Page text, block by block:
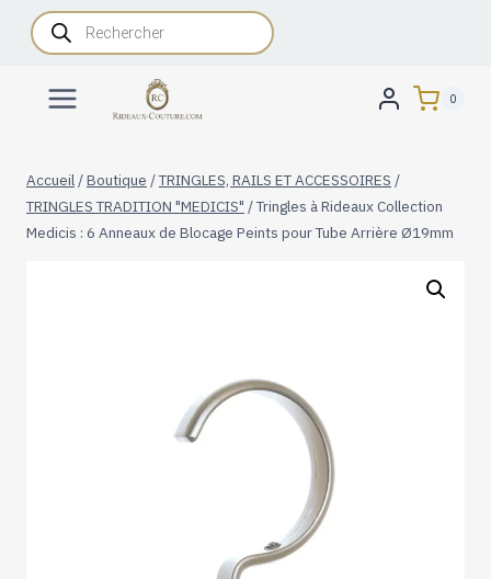
AllerRecherche
de
produits
0
Accueil /Boutique /TRINGLES, RAILS ET ACCESSOIRES /
TRINGLES TRADITION "MEDICIS" /Tringles à Rideaux Collection
Medicis : 6 Anneaux de Blocage Peints pour Tube Arrière Ø19mm